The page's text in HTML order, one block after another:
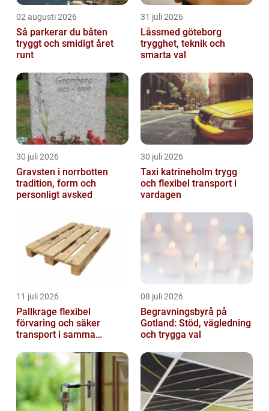
02 augusti 2026
Så parkerar du båten
tryggt och smidigt året
runt
31 juli 2026
Låssmed göteborg
trygghet, teknik och
smarta val
30 juli 2026
Gravsten i norrbotten
tradition, form och
personligt avsked
30 juli 2026
Taxi katrineholm trygg
och flexibel transport i
vardagen
11 juli 2026
Pallkrage flexibel
förvaring och säker
transport i samma
08 juli 2026
Begravningsbyrå på
Gotland: Stöd, vägledning
och trygga val